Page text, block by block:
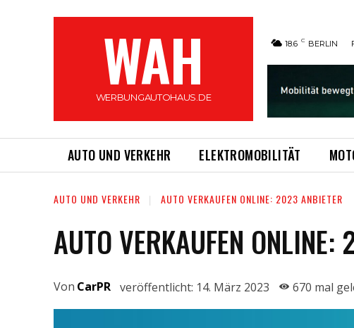
WAH
WERBUNGAUTOHAUS.DE
18.6 C BERLIN
AUTO UND VERKEHR ELEKTROMOBILITÄT
AUTO UND VERKEHR AUTO VERKAUFEN ONLINE: 2023 ANBIETER
AUTO VERKAUFEN
Von CarPR veröffentlicht: 14. März 2023 670 mal